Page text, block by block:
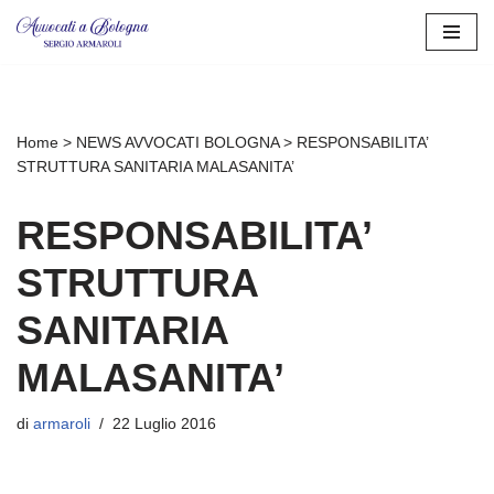
Home > NEWS AVVOCATI BOLOGNA> RESPONSABILITA’
STRUTTURA SANITARIA MALASANITA’
RESPONSABILITA’
STRUTTURA
SANITARIA
MALASANITA’
di armaroli 22 Luglio 2016